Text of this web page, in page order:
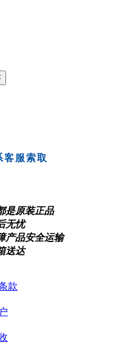
客服索取
是原装正品
无忧
产品安全运输
送达
款